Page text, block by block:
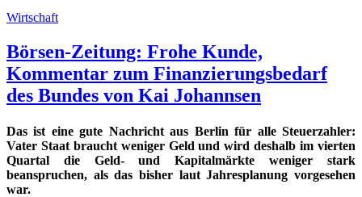
Wirtschaft
Börsen-Zeitung: Frohe Kunde,
Kommentar zum Finanzierungsbedarf
des Bundes von Kai Johannsen
Das ist eine gute Nachricht aus Berlin für alle Steuerzahler:
Vater Staat braucht weniger Geld und wird deshalb im vierten
Quartal die Geld- und Kapitalmärkte weniger stark
beanspruchen, als das bisher laut Jahresplanung vorgesehen
war.